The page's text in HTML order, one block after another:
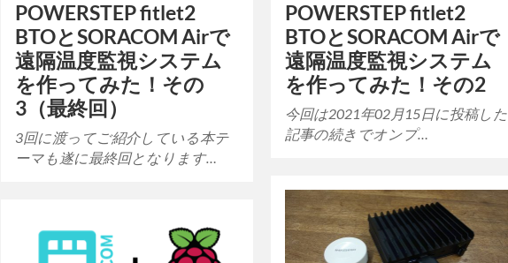
POWERSTEP fitlet2
BTOとSORACOM Airで
遠隔温度監視システム
を作ってみた！その
3（最終回）
3回に渡ってご紹介している本テ
ーマも遂に最終回となります…
POWERSTEP fitlet2
BTOとSORACOM Airで
遠隔温度監視システム
を作ってみた！その2
今回は2021年02月15日に投稿した
記事の続きでオンプ…